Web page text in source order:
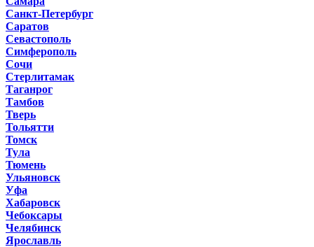
Санкт-Петербург
Саратов
Севастополь
Симферополь
Сочи
Стерлитамак
Таганрог
Тамбов
Тверь
Тольятти
Томск
Тула
Тюмень
Ульяновск
Уфа
Хабаровск
Чебоксары
Челябинск
Ярославль